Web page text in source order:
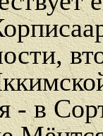
- в